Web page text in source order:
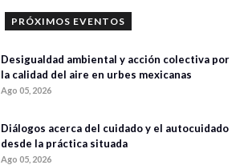
PRÓXIMOS EVENTOS
Desigualdad ambiental y acción colectiva por
la calidad del aire en urbes mexicanas
Ago 05, 2026
Diálogos acerca del cuidado y el autocuidado
desde la práctica situada
Ago 05, 2026